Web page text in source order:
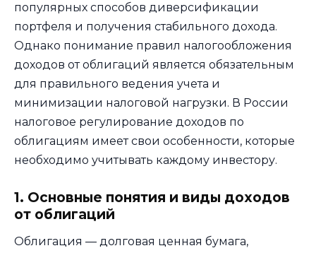
популярных способов диверсификации
портфеля и получения стабильного дохода.
Однако понимание правил налогообложения
доходов от облигаций является обязательным
для правильного ведения учета и
минимизации налоговой нагрузки. В России
налоговое регулирование доходов по
облигациям имеет свои особенности, которые
необходимо учитывать каждому инвестору.
1. Основные понятия и виды доходов
от облигаций
Облигация — долговая ценная бумага,